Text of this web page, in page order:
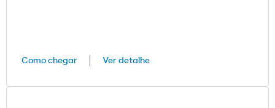
Como chegar Ver detalhe